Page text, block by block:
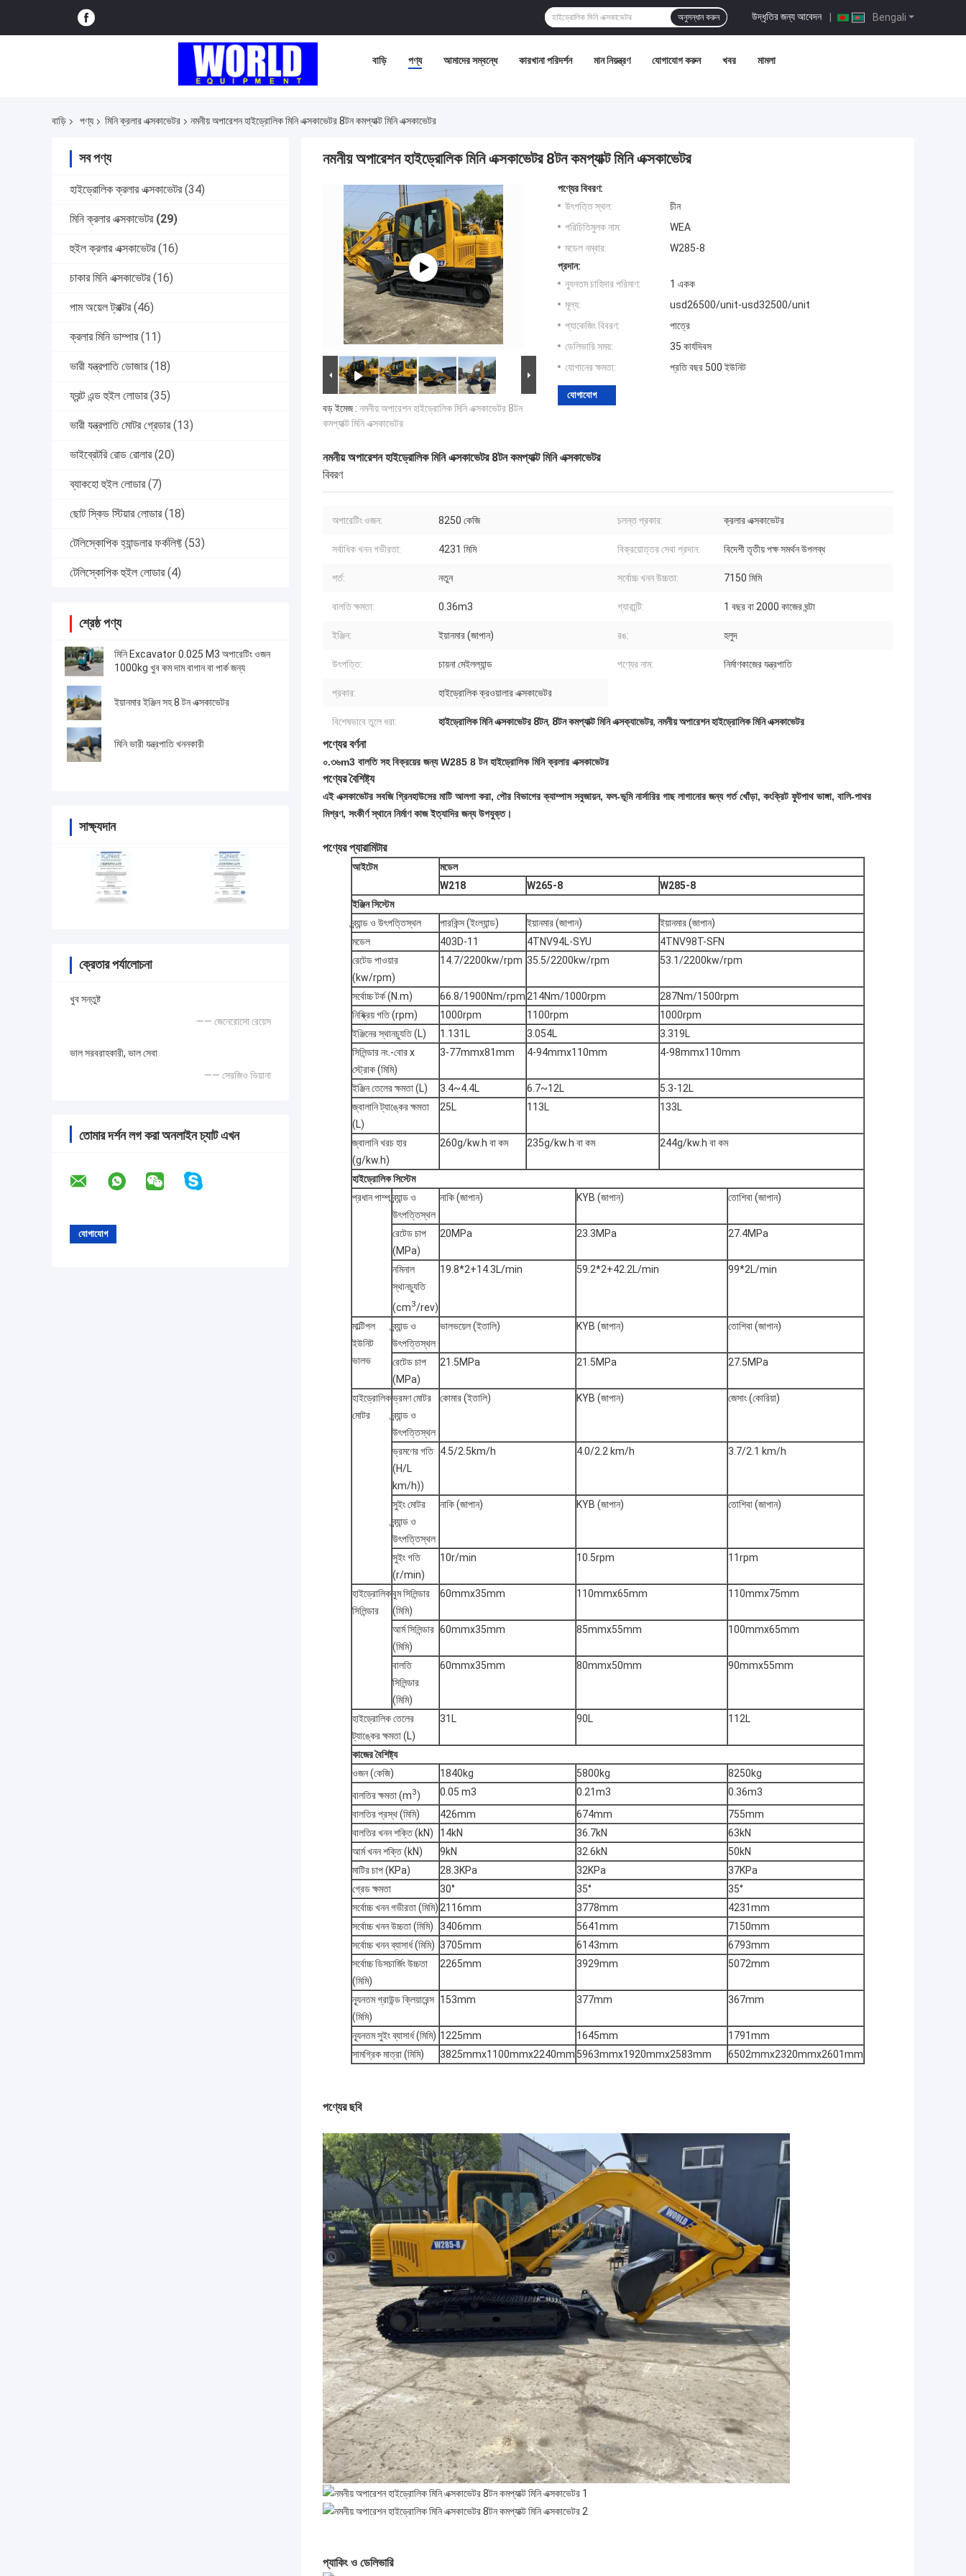
Bengali
উদ্ধৃতির জন্য আবেদন |
অনুসন্ধান করুন
বাড়ি পণ্য আমাদের সম্বন্ধে কারখানা পরিদর্শন মান নিয়ন্ত্রণ যোগাযোগ করুন খবর মামলা
বাড়ি পণ্য মিনি ক্রলার এক্সকাভেটর নমনীয় অপারেশন হাইড্রোলিক মিনি এক্সকাভেটর 8টন কমপ্যাক্ট মিনি এক্সকাভেটর
সব পণ্য
হাইড্রোলিক ক্রলার এক্সকাভেটর (34)
মিনি ক্রলার এক্সকাভেটর (29)
হুইল ক্রলার এক্সকাভেটর (16)
চাকার মিনি এক্সকাভেটর (16)
পাম অয়েল ট্রাক্টর (46)
ক্রলার মিনি ডাম্পার (11)
ভারী যন্ত্রপাতি ডোজার (18)
ফ্রন্ট এন্ড হুইল লোডার (35)
ভারী যন্ত্রপাতি মোটর গ্রেডার (13)
ভাইব্রেটরি রোড রোলার (20)
ব্যাকহো হুইল লোডার (7)
ছোট স্কিড স্টিয়ার লোডার (18)
টেলিস্কোপিক হ্যান্ডলার ফর্কলিফ্ট (53)
টেলিস্কোপিক হুইল লোডার (4)
শ্রেষ্ঠ পণ্য
মিনি Excavator 0.025 M3 অপারেটিং ওজন
1000kg খুব কম দাম বাগান বা পার্ক জন্য
ইয়ানমার ইঞ্জিন সহ 8 টন এক্সকাভেটর
মিনি ভারী যন্ত্রপাতি খননকারী
সাক্ষ্যদান
ক্রেতার পর্যালোচনা
খুব সন্তুষ্ট
—— জেনেরোসো রেয়েস
ভাল সরবরাহকারী, ভাল সেবা
—— সেরজিও ভিয়ানা
তোমার দর্শন লগ করা অনলাইন চ্যাট এখন
নমনীয় অপারেশন হাইড্রোলিক মিনি এক্সকাভেটর 8টন কমপ্যাক্ট মিনি এক্সকাভেটর
বড় ইমেজ : নমনীয় অপারেশন হাইড্রোলিক মিনি এক্সকাভেটর 8টন
কমপ্যাক্ট মিনি এক্সকাভেটর
পণ্যের বিবরণ:
উৎপত্তি স্থল:
চীন
পরিচিতিমুলক নাম:
WEA
মডেল নম্বার:
W285-8
প্রদান:
ন্যূনতম চাহিদার পরিমাণ:
1 একক
মূল্য:
usd26500/unit-usd32500/unit
প্যাকেজিং বিবরণ:
পাত্রে
ডেলিভারি সময়:
35 কার্যদিবস
যোগানের ক্ষমতা:
প্রতি বছর 500 ইউনিট
যোগাযোগ
নমনীয় অপারেশন হাইড্রোলিক মিনি এক্সকাভেটর 8টন কমপ্যাক্ট মিনি এক্সকাভেটর
বিবরণ
অপারেটিং ওজন: 8250 কেজি চলন্ত প্রকার: ক্রলার এক্সকাভেটর
সর্বাধিক খনন গভীরতা: 4231 মিমি বিক্রয়োত্তর সেবা প্রদান: বিদেশী তৃতীয় পক্ষ সমর্থন উপলব্ধ
শর্ত: নতুন সর্বোচ্চ খনন উচ্চতা: 7150 মিমি
বালতি ক্ষমতা: 0.36m3 গ্যারান্টি: 1 বছর বা 2000 কাজের ঘন্টা
ইঞ্জিন: ইয়ানমার (জাপান) রঙ: হলুদ
উৎপত্তি: চায়না মেইলল্যান্ড পণ্যের নাম: নির্মাণকাজের যন্ত্রপাতি
প্রকার: হাইড্রোলিক ক্রওয়ালার এক্সকাভেটর
বিশেষভাবে তুলে ধরা: হাইড্রোলিক মিনি এক্সকাভেটর 8টন, 8টন কমপ্যাক্ট মিনি এক্সক্যাভেটর, নমনীয় অপারেশন হাইড্রোলিক মিনি এক্সকাভেটর
পণ্যের বর্ণনা
০.৩৬m3 বালতি সহ বিক্রয়ের জন্য W285 8 টন হাইড্রোলিক মিনি ক্রলার এক্সকাভেটর
পণ্যের বৈশিষ্ট্য
এই এক্সকাভেটর সবজি গ্রিনহাউসের মাটি আলগা করা, পৌর বিভাগের ক্যাম্পাস সবুজায়ন, ফল-ভূমি নার্সারির গাছ লাগানোর জন্য গর্ত খোঁড়া, কংক্রিট ফুটপাথ ভাঙ্গা, বালি-পাথর
মিশ্রণ, সংকীর্ণ স্থানে নির্মাণ কাজ ইত্যাদির জন্য উপযুক্ত।
পণ্যের প্যারামিটার
আইটেম
মডেল
W218
W265-8
W285-8
ইঞ্জিন সিস্টেম
ব্র্যান্ড ও উৎপত্তিস্থল
পারকিন্স (ইংল্যান্ড) ইয়ানমার (জাপান)
ইয়ানমার (জাপান)
মডেল
403D-11 4TNV94L-SYU
4TNV98T-SFN
রেটেড পাওয়ার
(kw/rpm)
14.7/2200kw/rpm 35.5/2200kw/rpm 53.1/2200kw/rpm
সর্বোচ্চ টর্ক (N.m) 66.8/1900Nm/rpm214Nm/1000rpm
287Nm/1500rpm
নিষ্ক্রিয় গতি (rpm)
1000rpm 1100rpm
1000rpm
ইঞ্জিনের স্থানচ্যুতি (L)
1.131L 3.054L
3.319L
সিলিন্ডার নং.-বোর x
স্ট্রোক (মিমি)
3-77mmx81mm 4-94mmx110mm 4-98mmx110mm
ইঞ্জিন তেলের ক্ষমতা (L) 3.4~4.4L 6.7~12L
5.3-12L
জ্বালানি ট্যাঙ্কের ক্ষমতা
(L)
25L 113L 133L
জ্বালানি খরচ হার
(g/kw.h)
260g/kw.h বা কম 235g/kw.h বা কম 244g/kw.h বা কম
হাইড্রোলিক সিস্টেম
প্রধান পাম্পব্র্যান্ড ও
উৎপত্তিস্থল
নাকি (জাপান) KYB (জাপান) তোশিবা (জাপান)
রেটেড চাপ
(MPa)
20MPa 23.3MPa 27.4MPa
নমিনাল
স্থানচ্যুতি
(cm3/rev)
19.8*2+14.3L/min 59.2*2+42.2L/min 99*2L/min
মাল্টিপল
ইউনিট
ভালভ
ব্র্যান্ড ও
উৎপত্তিস্থল
ভালভয়েল (ইতালি) KYB (জাপান) তোশিবা (জাপান)
রেটেড চাপ
(MPa)
21.5MPa 21.5MPa 27.5MPa
হাইড্রোলিক
মোটর
ভ্রমণ মোটর
ব্র্যান্ড ও
উৎপত্তিস্থল
কোমার (ইতালি) KYB (জাপান) জেসাং (কোরিয়া)
ভ্রমণের গতি
(H/L
km/h))
4.5/2.5km/h 4.0/2.2 km/h 3.7/2.1 km/h
সুইং মোটর
ব্র্যান্ড ও
উৎপত্তিস্থল
নাকি (জাপান) KYB (জাপান) তোশিবা (জাপান)
সুইং গতি
(r/min)
10r/min 10.5rpm 11rpm
হাইড্রোলিক
সিলিন্ডার
বুম সিলিন্ডার
(মিমি)
60mmx35mm 110mmx65mm 110mmx75mm
আর্ম সিলিন্ডার
(মিমি)
60mmx35mm 85mmx55mm 100mmx65mm
বালতি
সিলিন্ডার
(মিমি)
60mmx35mm 80mmx50mm 90mmx55mm
হাইড্রোলিক তেলের
ট্যাঙ্কের ক্ষমতা (L)
31L 90L 112L
কাজের বৈশিষ্ট্য
ওজন (কেজি)
1840kg 5800kg
8250kg
বালতির ক্ষমতা (m3) 0.05 m3 0.21m3
0.36m3
বালতির প্রস্থ (মিমি)
426mm 674mm
755mm
বালতির খনন শক্তি (kN)
14kN 36.7kN
63kN
আর্ম খনন শক্তি (kN)
9kN 32.6kN
50kN
মাটির চাপ (KPa)
28.3KPa 32KPa
37KPa
গ্রেড ক্ষমতা
30° 35°
35°
সর্বোচ্চ খনন গভীরতা (মিমি)2116mm 3778mm
4231mm
সর্বোচ্চ খনন উচ্চতা (মিমি)
3406mm 5641mm
7150mm
সর্বোচ্চ খনন ব্যাসার্ধ (মিমি) 3705mm 6143mm
6793mm
সর্বোচ্চ ডিসচার্জিং উচ্চতা
(মিমি)
2265mm 3929mm 5072mm
ন্যূনতম গ্রাউন্ড ক্লিয়ারেন্স
(মিমি)
153mm 377mm 367mm
ন্যূনতম সুইং ব্যাসার্ধ (মিমি) 1225mm 1645mm
1791mm
সামগ্রিক মাত্রা (মিমি)
3825mmx1100mmx2240mm 5963mmx1920mmx2583mm 6502mmx2320mmx2601mm
পণ্যের ছবি
প্যাকিং ও ডেলিভারি